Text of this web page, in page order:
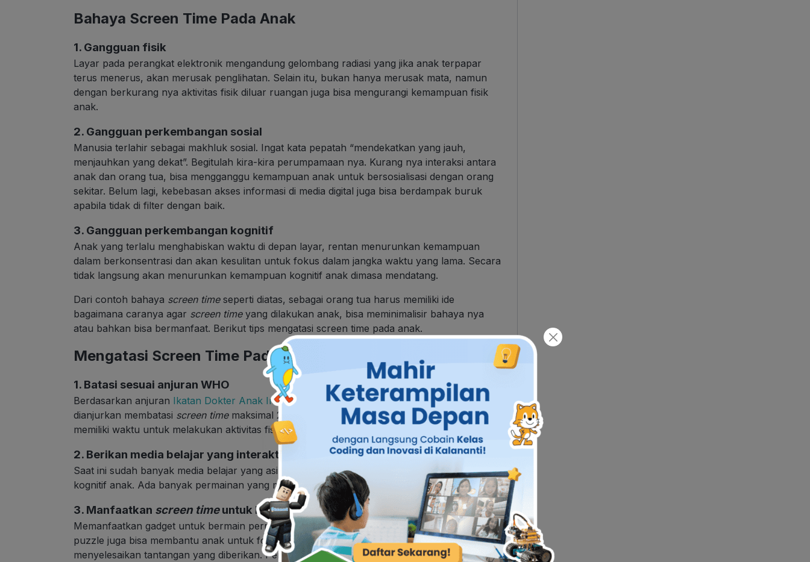
Bahaya Screen Time Pada Anak
1. Gangguan fisik
Layar pada perangkat elektronik mengandung gelombang radiasi yang jika anak terpapar
terus menerus, akan merusak penglihatan. Selain itu, bukan hanya merusak mata, namun
dengan berkurang nya aktivitas fisik diluar ruangan juga bisa mengurangi kemampuan fisik
anak.
2. Gangguan perkembangan sosial
Manusia terlahir sebagai makhluk sosial. Ingat kata pepatah “mendekatkan yang jauh,
menjauhkan yang dekat”. Begitulah kira-kira perumpamaan nya. Kurang nya interaksi antara
anak dan orang tua, bisa mengganggu kemampuan anak untuk bersosialisasi dengan orang
sekitar. Belum lagi, kebebasan akses informasi di media digital juga bisa berdampak buruk
apabila tidak di filter dengan baik.
3. Gangguan perkembangan kognitif
Anak yang terlalu menghabiskan waktu di depan layar, rentan menurunkan kemampuan
dalam berkonsentrasi dan akan kesulitan untuk fokus dalam jangka waktu yang lama. Secara
tidak langsung akan menurunkan kemampuan kognitif anak dimasa mendatang.
Dari contoh bahaya screen timeseperti diatas, sebagai orang tua harus memiliki ide
bagaimana caranya agar screen timeyang dilakukan anak, bisa meminimalisir bahaya nya
atau bahkan bisa bermanfaat. Berikut tips mengatasi screen time pada anak.
Mengatasi Screen Time Pada Anak
1. Batasi sesuai anjuran WHO
Berdasarkan anjuran Ikatan Dokter Anak Indonesia danWHO , anak usia 2-4 tahun
dianjurkan membatasi screen timemaksimal 2 jam setiap harinya. Hal ini bertujuan agar anak
memiliki waktu untuk melakukan aktivitas fisik dan interaksi dengan orang sekitarnya.
2. Berikan media belajar yang interaktif dan bersifat 2 arah
Saat ini sudah banyak media belajar yang asik bagi anak sekaligus bisa melatih kemampuan
kognitif anak. Ada banyak permainan yang melibatkan strategi, kecepatan, dan ketangkasan.
3. Manfaatkan screen timeuntuk belajar dan mengasah potensi prestasi
Memanfaatkan gadget untuk bermain permainan yang bisa mengasah berfikir anak seperti
puzzle juga bisa membantu anak untuk fokus dan berfikir secara kreatif untuk
menyelesaikan tantangan yang diberikan. Permainan ini cukup bervariasi dan menyenangkan